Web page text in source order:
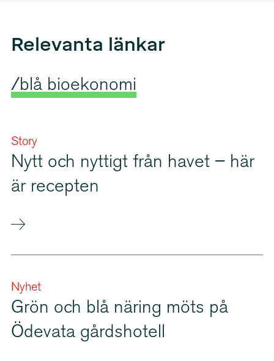
Relevanta länkar
/blå bioekonomi
Story
Nytt och nyttigt från havet – här
är recepten
Nyhet
Grön och blå näring möts på
Ödevata gårdshotell